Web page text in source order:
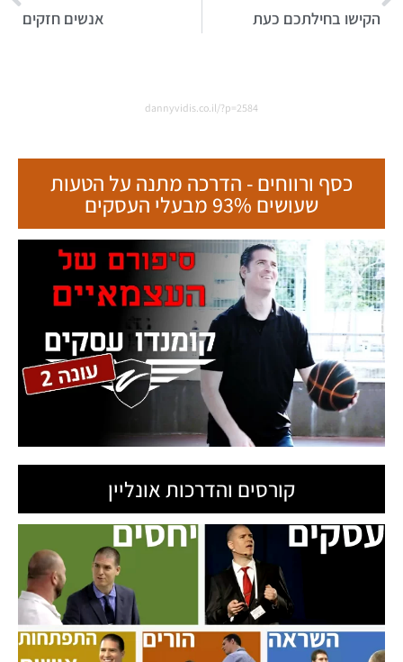
הקישו בחילתכם כעת אנשים חזקים
dannyvidis.co.il/?p=2584
כסף ורווחים - הדרכה מתנה על הטעות
שעושים 93% מבעלי העסקים
קורסים והדרכות אונליין